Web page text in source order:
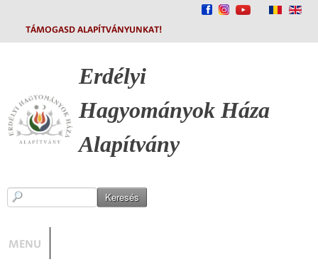
TÁMOGASD ALAPÍTVÁNYUNKAT!
Erdélyi
Hagyományok Háza
Alapítvány
MENU